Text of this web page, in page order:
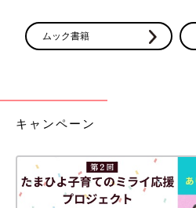
ムック書籍
キャンペーン